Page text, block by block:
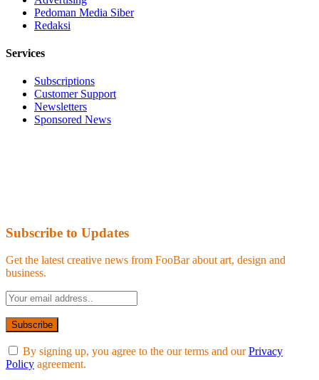
Pedoman Media Siber
Redaksi
Services
Subscriptions
Customer Support
Newsletters
Sponsored News
Subscribe to Updates
Get the latest creative news from FooBar about art, design and
business.
By signing up, you agree to the our terms and ourPrivacy
Policy agreement.